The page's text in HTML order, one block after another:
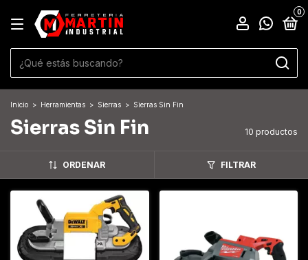
0
Inicio > Herramientas > Sierras > Sierras Sin Fin
Sierras Sin Fin 10 productos
ORDENAR FILTRAR